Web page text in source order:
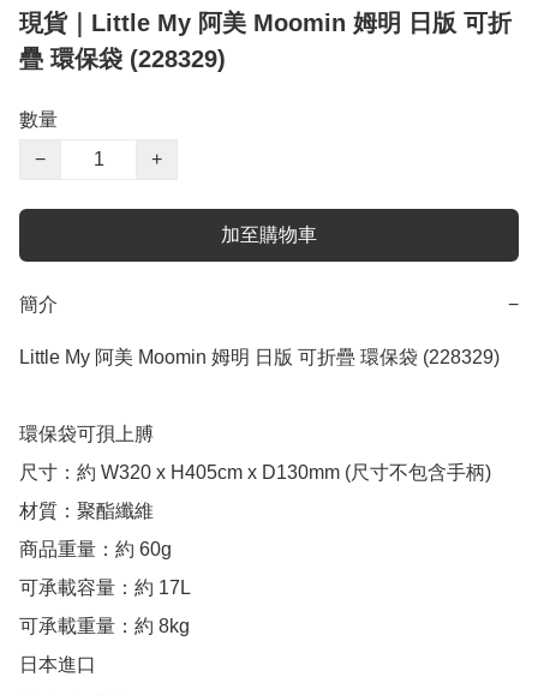
現貨｜Little My 阿美 Moomin 姆明 日版 可折
疊 環保袋 (228329)
數量
−
+
加至購物車
簡介 −
Little My 阿美 Moomin 姆明 日版 可折疊 環保袋 (228329)
環保袋可孭上膊
尺寸：約 W320 x H405cm x D130mm (尺寸不包含手柄)
材質：聚酯纖維
商品重量：約 60g
可承載容量：約 17L
可承載重量：約 8kg
日本進口